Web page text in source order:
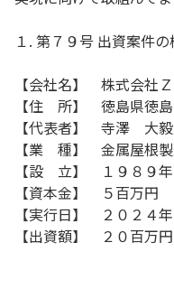
１. 第７９号 出資案件
【会社名】 株式会社
【住 所】 徳島県徳島
【代表者】 寺澤 大毅
【業 種】 金属屋根
【設 立】 １９８９年
【資本金】 ５百万円
【実行日】 ２０２４
【出資額】 ２０百万円